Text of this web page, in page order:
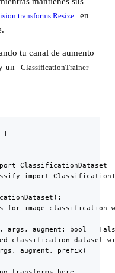
en
tu canal de aumento
un ClassificationTrainer
T
ClassificationDataset
import
for image classification
args, augment: bool =
classification dataset
augment, prefix)